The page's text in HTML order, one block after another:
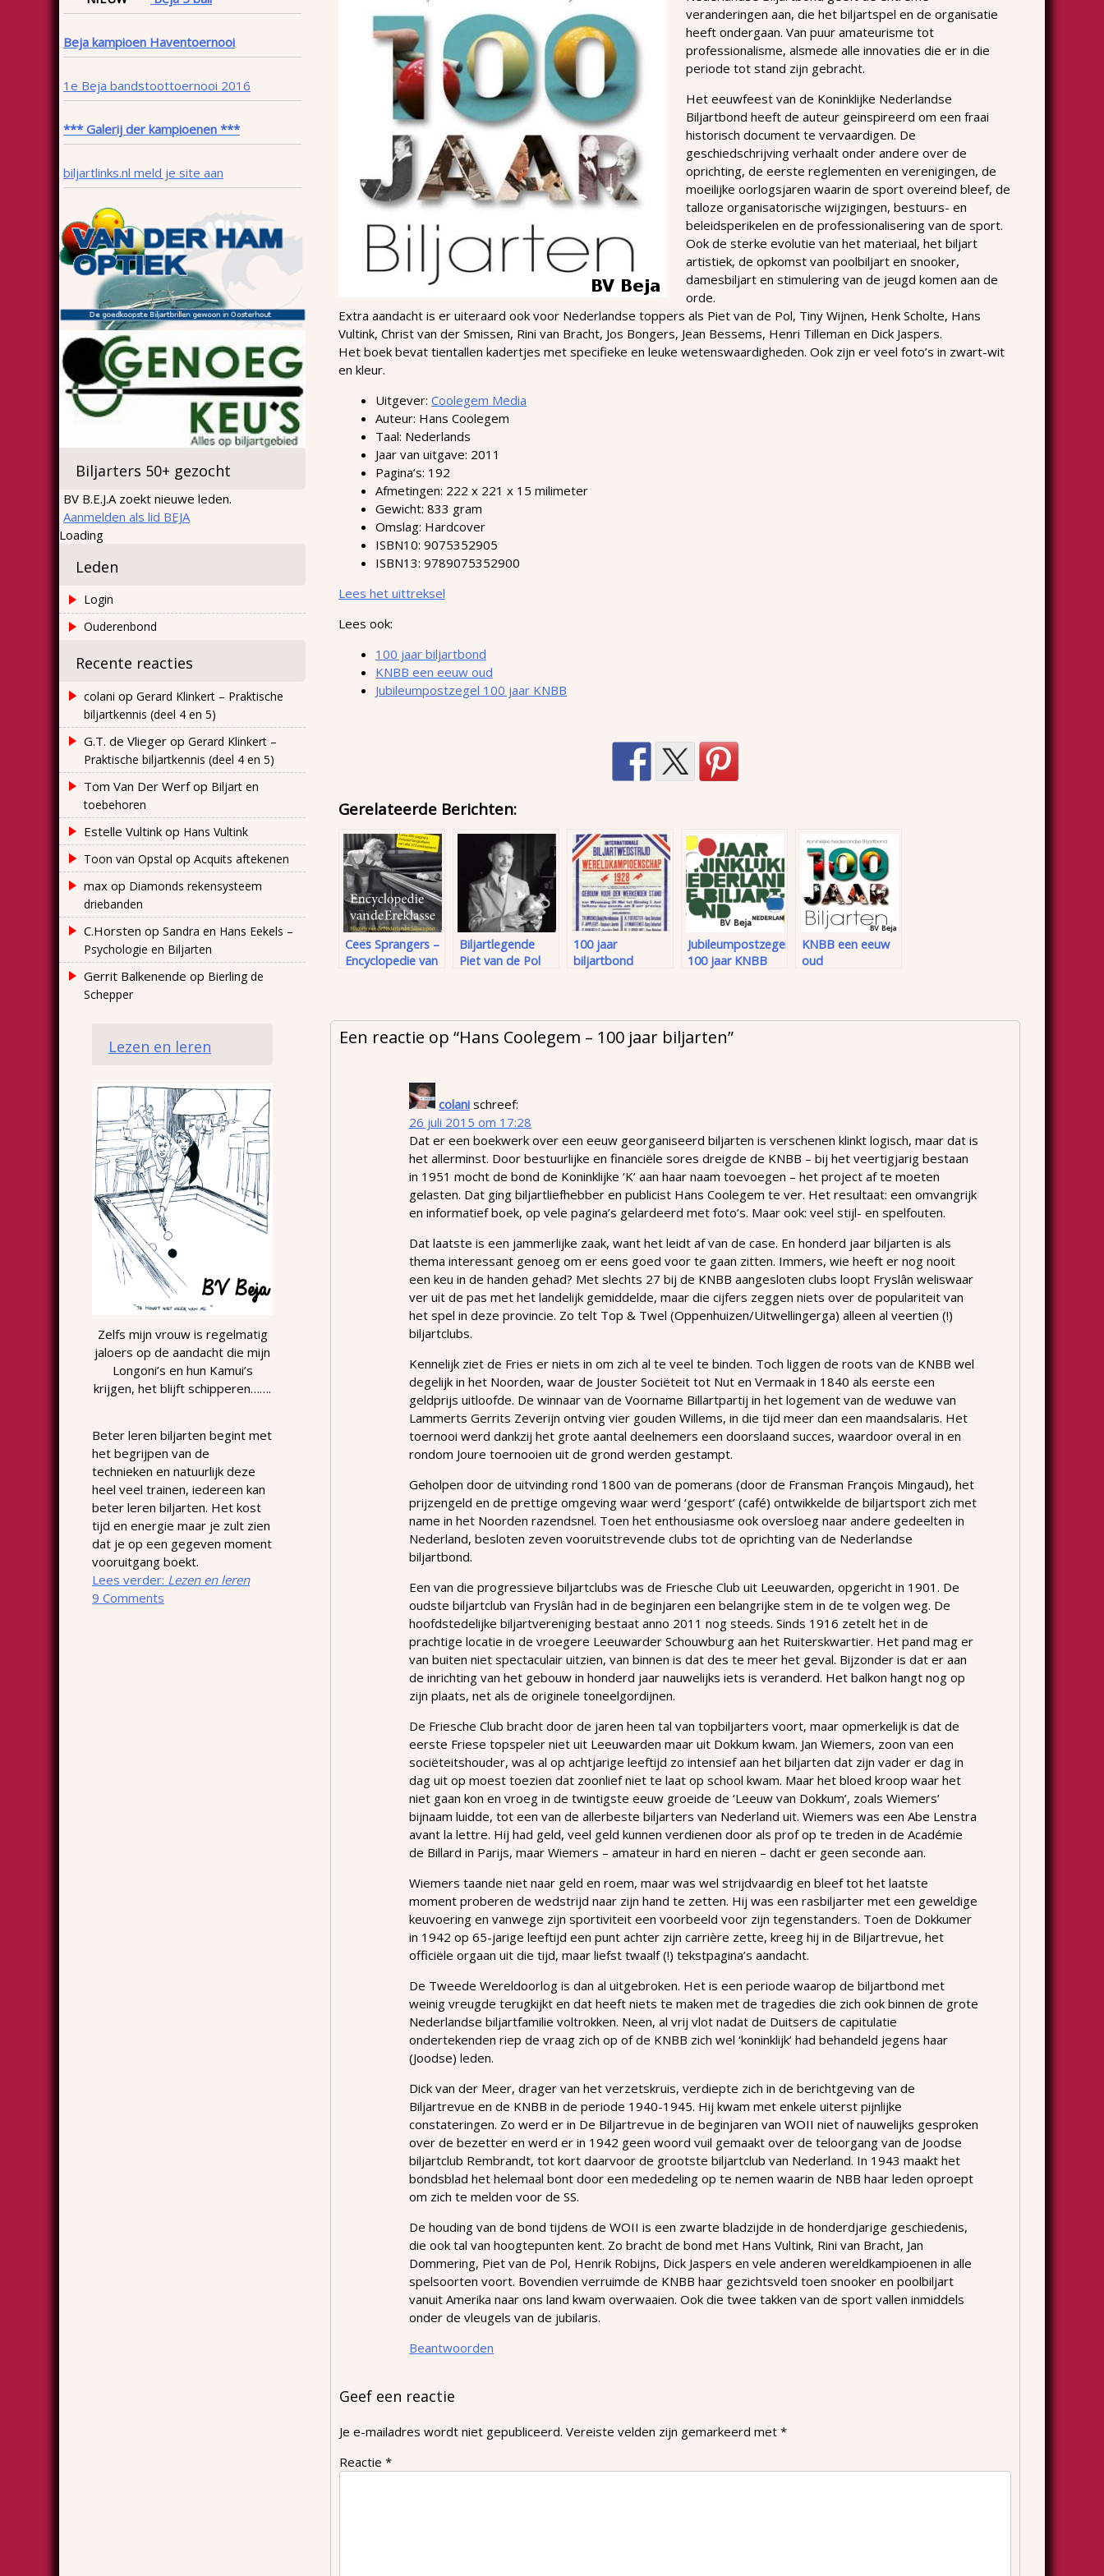
veranderingen aan, die het biljartspel en de organisatie
heeft ondergaan. Van puur amateurisme tot
professionalisme, alsmede alle innovaties die er in die
periode tot stand zijn gebracht.
Het eeuwfeest van de Koninklijke Nederlandse
Biljartbond heeft de auteur geinspireerd om een fraai
historisch document te vervaardigen. De
geschiedschrijving verhaalt onder andere over de
oprichting, de eerste reglementen en verenigingen, de
moeilijke oorlogsjaren waarin de sport overeind bleef, de
talloze organisatorische wijzigingen, bestuurs- en
beleidsperikelen en de professionalisering van de sport.
Ook de sterke evolutie van het materiaal, het biljart
artistiek, de opkomst van poolbiljart en snooker,
damesbiljart en stimulering van de jeugd komen aan de
orde.
Extra aandacht is er uiteraard ook voor Nederlandse toppers als Piet van de Pol, Tiny Wijnen, Henk Scholte, Hans
Vultink, Christ van der Smissen, Rini van Bracht, Jos Bongers, Jean Bessems, Henri Tilleman en Dick Jaspers.
Het boek bevat tientallen kadertjes met specifieke en leuke wetenswaardigheden. Ook zijn er veel foto’s in zwart-wit
en kleur.
Uitgever: Coolegem Media
Auteur: Hans Coolegem
Taal: Nederlands
Jaar van uitgave: 2011
Pagina’s: 192
Afmetingen: 222 x 221 x 15 milimeter
Gewicht: 833 gram
Omslag: Hardcover
ISBN10: 9075352905
ISBN13: 9789075352900
Lees het uittreksel
Lees ook:
100 jaar biljartbond
KNBB een eeuw oud
Jubileumpostzegel 100 jaar KNBB
Gerelateerde Berichten:
Cees Sprangers –
Encyclopedie van
Biljartlegende
Piet van de Pol
100 jaar
biljartbond
Jubileumpostzegel
100 jaar KNBB
KNBB een eeuw
oud
Een reactie op “Hans Coolegem – 100 jaar biljarten”
colani schreef:
26 juli 2015 om 17:28
Dat er een boekwerk over een eeuw georganiseerd biljarten is verschenen klinkt logisch, maar dat is
het allerminst. Door bestuurlijke en financiële sores dreigde de KNBB – bij het veertigjarig bestaan
in 1951 mocht de bond de Koninklijke ‘K’ aan haar naam toevoegen – het project af te moeten
gelasten. Dat ging biljartliefhebber en publicist Hans Coolegem te ver. Het resultaat: een omvangrijk
en informatief boek, op vele pagina’s gelardeerd met foto’s. Maar ook: veel stijl- en spelfouten.
Dat laatste is een jammerlijke zaak, want het leidt af van de case. En honderd jaar biljarten is als
thema interessant genoeg om er eens goed voor te gaan zitten. Immers, wie heeft er nog nooit
een keu in de handen gehad? Met slechts 27 bij de KNBB aangesloten clubs loopt Fryslân weliswaar
ver uit de pas met het landelijk gemiddelde, maar die cijfers zeggen niets over de populariteit van
het spel in deze provincie. Zo telt Top & Twel (Oppenhuizen/Uitwellingerga) alleen al veertien (!)
biljartclubs.
Kennelijk ziet de Fries er niets in om zich al te veel te binden. Toch liggen de roots van de KNBB wel
degelijk in het Noorden, waar de Jouster Sociëteit tot Nut en Vermaak in 1840 als eerste een
geldprijs uitloofde. De winnaar van de Voorname Billartpartij in het logement van de weduwe van
Lammerts Gerrits Zeverijn ontving vier gouden Willems, in die tijd meer dan een maandsalaris. Het
toernooi werd dankzij het grote aantal deelnemers een doorslaand succes, waardoor overal in en
rondom Joure toernooien uit de grond werden gestampt.
Geholpen door de uitvinding rond 1800 van de pomerans (door de Fransman François Mingaud), het
prijzengeld en de prettige omgeving waar werd ‘gesport’ (café) ontwikkelde de biljartsport zich met
name in het Noorden razendsnel. Toen het enthousiasme ook oversloeg naar andere gedeelten in
Nederland, besloten zeven vooruitstrevende clubs tot de oprichting van de Nederlandse
biljartbond.
Een van die progressieve biljartclubs was de Friesche Club uit Leeuwarden, opgericht in 1901. De
oudste biljartclub van Fryslân had in de beginjaren een belangrijke stem in de te volgen weg. De
hoofdstedelijke biljartvereniging bestaat anno 2011 nog steeds. Sinds 1916 zetelt het in de
prachtige locatie in de vroegere Leeuwarder Schouwburg aan het Ruiterskwartier. Het pand mag er
van buiten niet spectaculair uitzien, van binnen is dat des te meer het geval. Bijzonder is dat er aan
de inrichting van het gebouw in honderd jaar nauwelijks iets is veranderd. Het balkon hangt nog op
zijn plaats, net als de originele toneelgordijnen.
De Friesche Club bracht door de jaren heen tal van topbiljarters voort, maar opmerkelijk is dat de
eerste Friese topspeler niet uit Leeuwarden maar uit Dokkum kwam. Jan Wiemers, zoon van een
sociëteitshouder, was al op achtjarige leeftijd zo intensief aan het biljarten dat zijn vader er dag in
dag uit op moest toezien dat zoonlief niet te laat op school kwam. Maar het bloed kroop waar het
niet gaan kon en vroeg in de twintigste eeuw groeide de ‘Leeuw van Dokkum’, zoals Wiemers’
bijnaam luidde, tot een van de allerbeste biljarters van Nederland uit. Wiemers was een Abe Lenstra
avant la lettre. Hij had geld, veel geld kunnen verdienen door als prof op te treden in de Académie
de Billard in Parijs, maar Wiemers – amateur in hard en nieren – dacht er geen seconde aan.
Wiemers taande niet naar geld en roem, maar was wel strijdvaardig en bleef tot het laatste
moment proberen de wedstrijd naar zijn hand te zetten. Hij was een rasbiljarter met een geweldige
keuvoering en vanwege zijn sportiviteit een voorbeeld voor zijn tegenstanders. Toen de Dokkumer
in 1942 op 65-jarige leeftijd een punt achter zijn carrière zette, kreeg hij in de Biljartrevue, het
officiële orgaan uit die tijd, maar liefst twaalf (!) tekstpagina’s aandacht.
De Tweede Wereldoorlog is dan al uitgebroken. Het is een periode waarop de biljartbond met
weinig vreugde terugkijkt en dat heeft niets te maken met de tragedies die zich ook binnen de grote
Nederlandse biljartfamilie voltrokken. Neen, al vrij vlot nadat de Duitsers de capitulatie
ondertekenden riep de vraag zich op of de KNBB zich wel ‘koninklijk’ had behandeld jegens haar
(Joodse) leden.
Dick van der Meer, drager van het verzetskruis, verdiepte zich in de berichtgeving van de
Biljartrevue en de KNBB in de periode 1940-1945. Hij kwam met enkele uiterst pijnlijke
constateringen. Zo werd er in De Biljartrevue in de beginjaren van WOII niet of nauwelijks gesproken
over de bezetter en werd er in 1942 geen woord vuil gemaakt over de teloorgang van de Joodse
biljartclub Rembrandt, tot kort daarvoor de grootste biljartclub van Nederland. In 1943 maakt het
bondsblad het helemaal bont door een mededeling op te nemen waarin de NBB haar leden oproept
om zich te melden voor de SS.
De houding van de bond tijdens de WOII is een zwarte bladzijde in de honderdjarige geschiedenis,
die ook tal van hoogtepunten kent. Zo bracht de bond met Hans Vultink, Rini van Bracht, Jan
Dommering, Piet van de Pol, Henrik Robijns, Dick Jaspers en vele anderen wereldkampioenen in alle
spelsoorten voort. Bovendien verruimde de KNBB haar gezichtsveld toen snooker en poolbiljart
vanuit Amerika naar ons land kwam overwaaien. Ook die twee takken van de sport vallen inmiddels
onder de vleugels van de jubilaris.
Beantwoorden
Geef een reactie
Je e-mailadres wordt niet gepubliceerd. Vereiste velden zijn gemarkeerd met *
Reactie *
Beja kampioen Haventoernooi
1e Beja bandstoottoernooi 2016
*** Galerij der kampioenen ***
biljartlinks.nl meld je site aan
Biljarters 50+ gezocht
BV B.E.J.A zoekt nieuwe leden.
Aanmelden als lid BEJA
Loading
Leden
Login
Ouderenbond
Recente reacties
colani op Gerard Klinkert – Praktische
biljartkennis (deel 4 en 5)
G.T. de Vlieger op Gerard Klinkert –
Praktische biljartkennis (deel 4 en 5)
Tom Van Der Werfop Biljart en
toebehoren
Estelle Vultink op Hans Vultink
Toon van Opstal op Acquits aftekenen
max op Diamonds rekensysteem
driebanden
C.Horsten op Sandra en Hans Eekels –
Psychologie en Biljarten
Gerrit Balkenende op Bierling de
Schepper
Lezen en leren
Zelfs mijn vrouw is regelmatig
jaloers op de aandacht die mijn
Longoni’s en hun Kamui’s
krijgen, het blijft schipperen…….
Beter leren biljarten begint met
het begrijpen van de
technieken en natuurlijk deze
heel veel trainen, iedereen kan
beter leren biljarten. Het kost
tijd en energie maar je zult zien
dat je op een gegeven moment
vooruitgang boekt.
Lees verder: Lezen en leren
9 Comments